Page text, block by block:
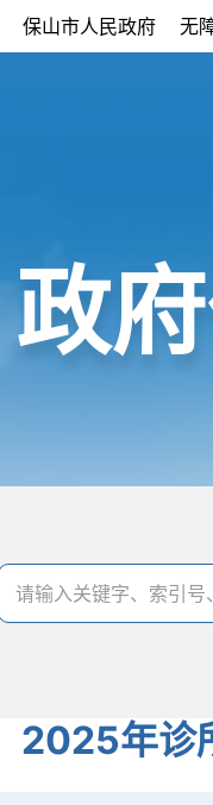
保山市人民政府 无
政
​2025年诊